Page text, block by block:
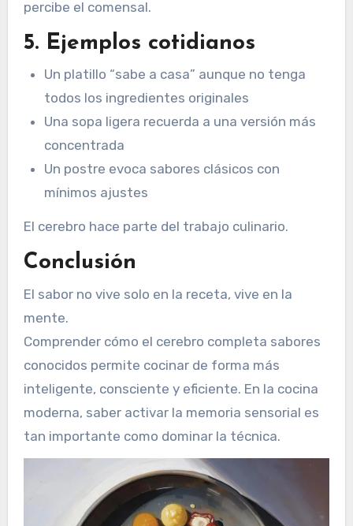
percibe el comensal.
5. Ejemplos cotidianos
Un platillo “sabe a casa” aunque no tenga
todos los ingredientes originales
Una sopa ligera recuerda a una versión más
concentrada
Un postre evoca sabores clásicos con
mínimos ajustes
El cerebro hace parte del trabajo culinario.
Conclusión
El sabor no vive solo en la receta, vive en la
mente.
Comprender cómo el cerebro completa sabores
conocidos permite cocinar de forma más
inteligente, consciente y eficiente. En la cocina
moderna, saber activar la memoria sensorial es
tan importante como dominar la técnica.